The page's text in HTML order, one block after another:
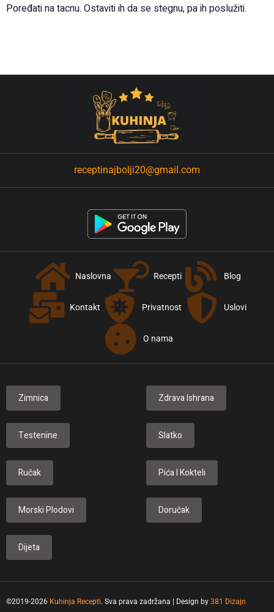
Poređati na tacnu. Ostaviti ih da se stegnu, pa ih poslužiti.
receptinajbolji20@gmail.com
Naslovna Recepti Blog
Kontakt Privatnost Uslovi
O nama
Zimnica Zdrava Ishrana
Testenine Slatko
Ručak Pića I Kokteli
Morski Plodovi Doručak
Dijeta
©2019-2026 Kuhinja Recepti. Sva prava zadržana | Design by 381 Dizajn